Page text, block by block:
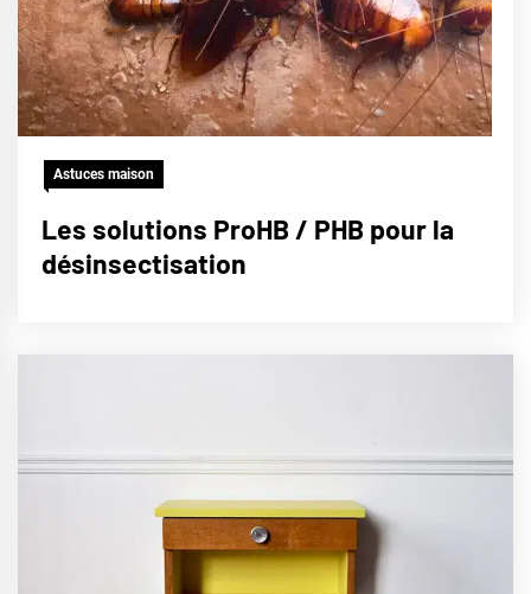
Astuces maison
Les solutions ProHB / PHB pour la
désinsectisation